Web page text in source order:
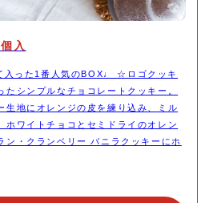
入
入った1番人気のBOX♩ ☆ロゴクッキ
たシンプルなチョコレートクッキー。
地にオレンジの皮を練り込み、ミル
ホワイトチョコとセミドライのオレン
・クランベリー バニラクッキーにホ
かわいらしく。 ☆ノワール・ピスター